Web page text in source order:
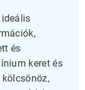
és
keret és